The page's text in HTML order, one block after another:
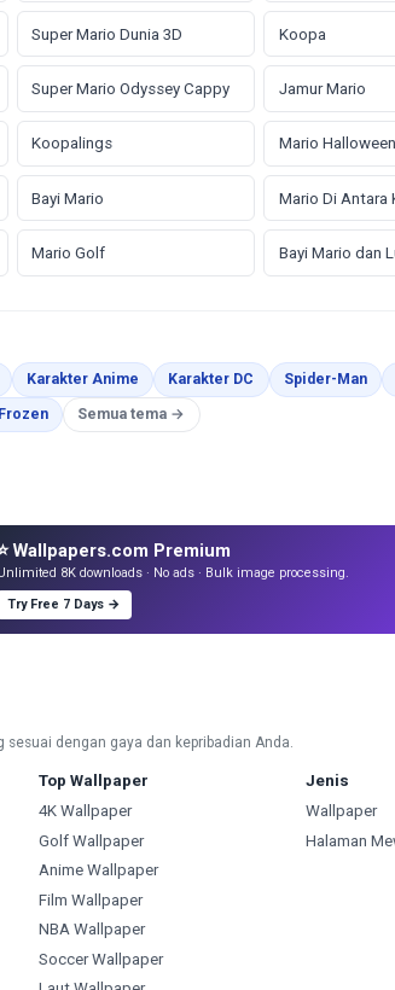
Super Mario Dunia 3D Koopa
Super Mario Odyssey Cappy Jamur Mario
Koopalings Mario Halloween
Bayi Mario Mario Di Antara
Mario Golf Bayi Mario dan
Mewarnai
Karakter AnimeHalaman Mewarnai
Karakter DC Halaman Mewarnai
Spider-Man
Mewarnai
FrozenHalaman Mewarnai
Semua tema →
Wallpapers.com Premium
8K downloads · No ads · Bulk image processing.
Try Free 7 Days →
sesuai dengan gaya dan kepribadian Anda.
Top Wallpaper
4K Wallpaper
Golf Wallpaper
Anime Wallpaper
Film Wallpaper
NBA Wallpaper
Soccer Wallpaper
Jenis
Wallpaper
Halaman